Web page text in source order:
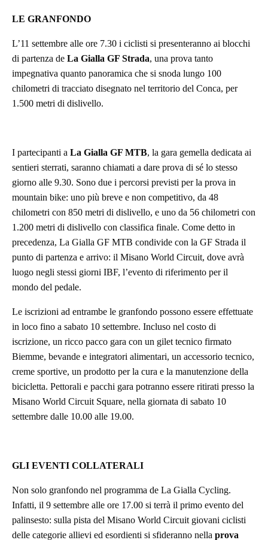
LE GRANFONDO
L’11 settembre alle ore 7.30 i ciclisti si presenteranno ai blocchi
di partenza de La Gialla GF Strada, una prova tanto
impegnativa quanto panoramica che si snoda lungo 100
chilometri di tracciato disegnato nel territorio del Conca, per
1.500 metri di dislivello.
I partecipanti a La Gialla GF MTB, la gara gemella dedicata ai
sentieri sterrati, saranno chiamati a dare prova di sé lo stesso
giorno alle 9.30. Sono due i percorsi previsti per la prova in
mountain bike: uno più breve e non competitivo, da 48
chilometri con 850 metri di dislivello, e uno da 56 chilometri con
1.200 metri di dislivello con classifica finale. Come detto in
precedenza, La Gialla GF MTB condivide con la GF Strada il
punto di partenza e arrivo: il Misano World Circuit, dove avrà
luogo negli stessi giorni IBF, l’evento di riferimento per il
mondo del pedale.
Le iscrizioni ad entrambe le granfondo possono essere effettuate
in loco fino a sabato 10 settembre. Incluso nel costo di
iscrizione, un ricco pacco gara con un gilet tecnico firmato
Biemme, bevande e integratori alimentari, un accessorio tecnico,
creme sportive, un prodotto per la cura e la manutenzione della
bicicletta. Pettorali e pacchi gara potranno essere ritirati presso la
Misano World Circuit Square, nella giornata di sabato 10
settembre dalle 10.00 alle 19.00.
GLI EVENTI COLLATERALI
Non solo granfondo nel programma de La Gialla Cycling.
Infatti, il 9 settembre alle ore 17.00 si terrà il primo evento del
palinsesto: sulla pista del Misano World Circuit giovani ciclisti
delle categorie allievi ed esordienti si sfideranno nella prova